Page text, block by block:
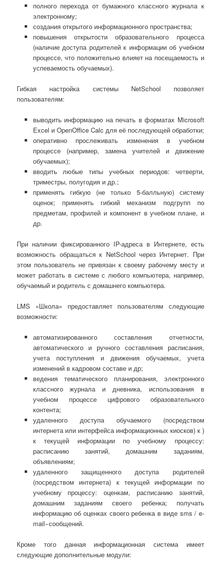
полного перехода от бумажного классного журнала к
электронному;
создания открытого информационного пространства;
повышения открытости образовательного процесса
(наличие доступа родителей к информации об учебном
процессе, что положительно влияет на посещаемость и
успеваемость обучаемых).
Гибкая настройка системы NetSchool позволяет
пользователям:
выводить информацию на печать в форматах Microsoft
Excel и OpenOffice Calc для её последующей обработки;
оперативно прослеживать изменения в учебном
процессе (например, замена учителей и движение
обучаемых);
вводить любые типы учебных периодов: четверти,
триместры, полугодия и др.;
применять гибкую (не только 5-балльную) систему
оценок; применять гибкий механизм подгрупп по
предметам, профилей и компонент в учебном плане, и
др.
При наличии фиксированного IP-адреса в Интернете, есть
возможность обращаться к NetSchool через Интернет. При
этом пользователь не привязан к своему рабочему месту и
может работать в системе с любого компьютера, например,
обучаемый и родитель с домашнего компьютера.
LMS «Школа» предоставляет пользователям следующие
возможности:
автоматизированного составления отчетности,
автоматического и ручного составления расписания,
учета поступления и движения обучаемых, учета
изменений в кадровом составе и др;
ведения тематического планирования, электронного
классного журнала и дневника, использования в
учебном процессе цифрового образовательного
контента;
удаленного доступа обучаемого (посредством
интернета или интерфейса информационных киосков) к )
к текущей информации по учебному процессу:
расписанию занятий, домашним заданиям,
объявлениям;
удаленного защищенного доступа родителей
(посредством интернета) к текущей информации по
учебному процессу: оценкам, расписанию занятий,
домашним заданиям своего ребенка; получать
информацию об оценках своего ребенка в виде sms / e-
mail−сообщений.
Кроме того данная информационная система имеет
следующие дополнительные модули: